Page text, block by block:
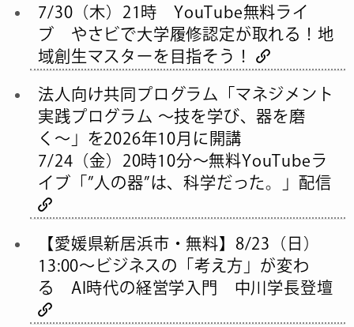
7/30（木）21時 YouTube無料ライ
ブ やさビで大学履修認定が取れる！地
域創生マスターを目指そう！
法人向け共同プログラム「マネジメント
実践プログラム 〜技を学び、器を磨
く〜」を2026年10月に開講
7/24（金）20時10分～無料YouTubeラ
イブ「”人の器”は、科学だった。」配信
【愛媛県新居浜市・無料】8/23（日）
13:00〜ビジネスの「考え方」が変わ
る AI時代の経営学入門 中川学長登壇